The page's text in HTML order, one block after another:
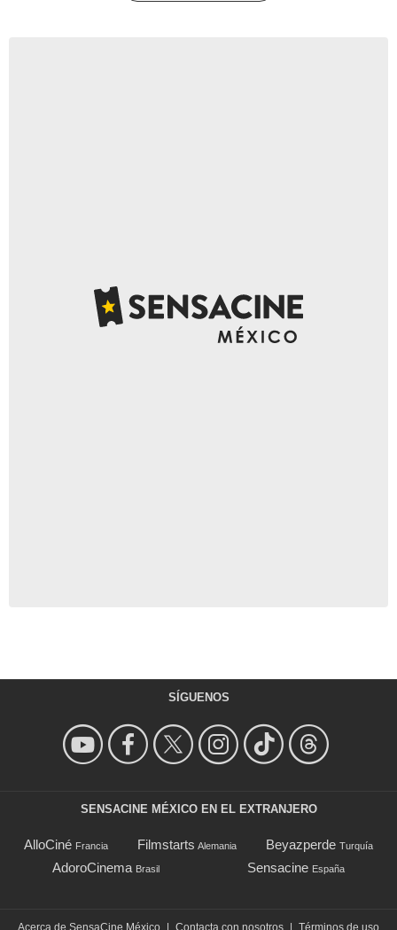
SÍGUENOS
SENSACINE MÉXICO EN EL EXTRANJERO
AlloCiné Francia Filmstarts Alemania Beyazperde Turquía
AdoroCinema Brasil Sensacine España